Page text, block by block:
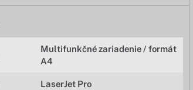
Multifunkčné zariadenie / formát
A4
LaserJet Pro